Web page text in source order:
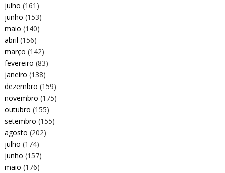
julho (161)
junho (153)
maio (140)
abril (156)
março (142)
fevereiro (83)
janeiro (138)
dezembro (159)
novembro (175)
outubro (155)
setembro (155)
agosto (202)
julho (174)
junho (157)
maio (176)